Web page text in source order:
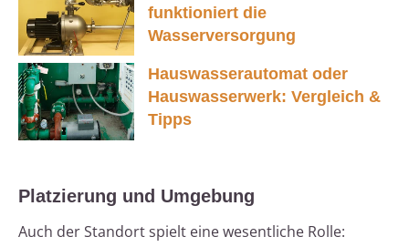
funktioniert die
Wasserversorgung
Hauswasserautomat oder
Hauswasserwerk: Vergleich &
Tipps
Platzierung und Umgebung
Auch der Standort spielt eine wesentliche Rolle: